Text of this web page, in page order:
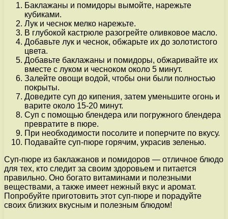
Баклажаны и помидоры вымойте, нарежьте
кубиками.
Лук и чеснок мелко нарежьте.
В глубокой кастрюле разогрейте оливковое масло.
Добавьте лук и чеснок, обжарьте их до золотистого
цвета.
Добавьте баклажаны и помидоры, обжаривайте их
вместе с луком и чесноком около 5 минут.
Залейте овощи водой, чтобы они были полностью
покрыты.
Доведите суп до кипения, затем уменьшите огонь и
варите около 15-20 минут.
Суп с помощью блендера или погружного блендера
превратите в пюре.
При необходимости посолите и поперчите по вкусу.
Подавайте суп-пюре горячим, украсив зеленью.
Суп-пюре из баклажанов и помидоров — отличное блюдо
для тех, кто следит за своим здоровьем и питается
правильно. Оно богато витаминами и полезными
веществами, а также имеет нежный вкус и аромат.
Попробуйте приготовить этот суп-пюре и порадуйте
своих близких вкусным и полезным блюдом!